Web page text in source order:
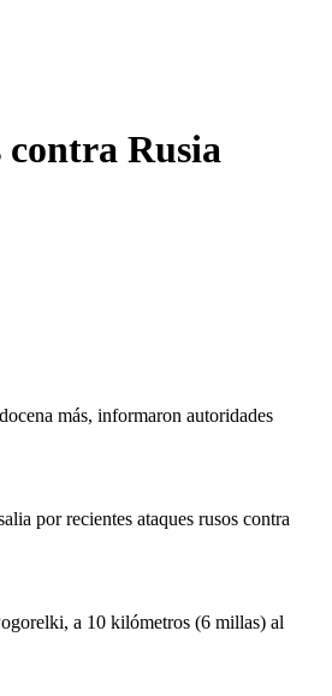
contra Rusia
más, informaron autoridades
por recientes ataques rusos contra
a 10 kilómetros (6 millas) al